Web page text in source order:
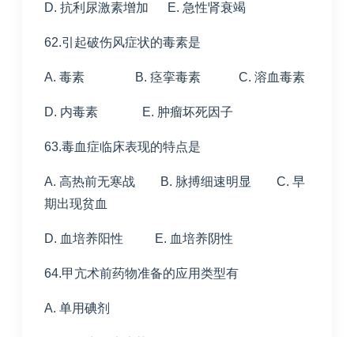
D. 抗利尿激素增加 E. 急性肾衰竭
62.引起破伤风症状的毒素是
A. 毒素 B. 痉挛毒素 C. 溶血毒素
D. 内毒素 E. 肿瘤坏死因子
63.毒血症临床表现的特点是
A. 高热前无寒战 B. 脉搏细速明显 C. 早
期出现贫血
D. 血培养阳性 E. 血培养阴性
64.甲亢术前药物准备的应用类型有
A. 单用碘剂